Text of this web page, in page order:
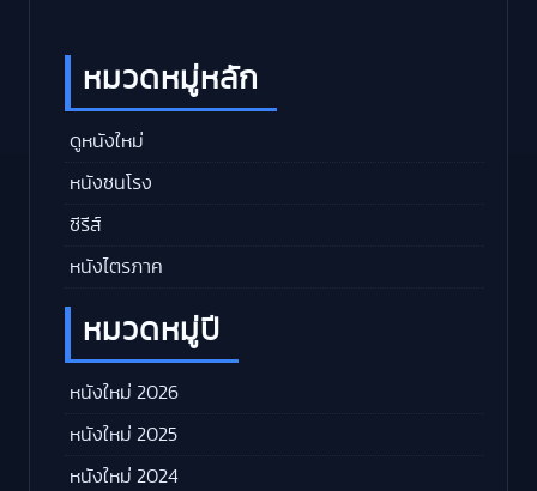
หมวดหมู่หลัก
ดูหนังใหม่
หนังชนโรง
ซีรีส์
หนังไตรภาค
หมวดหมู่ปี
หนังใหม่ 2026
หนังใหม่ 2025
หนังใหม่ 2024